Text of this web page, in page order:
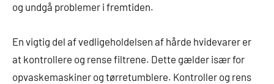
og undgå problemer i fremtiden.
En vigtig del af vedligeholdelsen af hårde hvidevarer er
at kontrollere og rense filtrene. Dette gælder især for
opvaskemaskiner og tørretumblere. Kontroller og rens